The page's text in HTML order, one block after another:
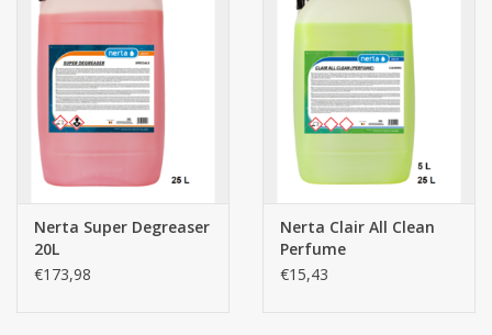
Nerta Super Degreaser
20L
€173,98
Nerta Clair All Clean
Perfume
€15,43